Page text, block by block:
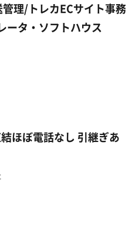
管理/トレカECサイト事務
ータ・ソフトハウス
ほぼ電話なし 引継ぎあ